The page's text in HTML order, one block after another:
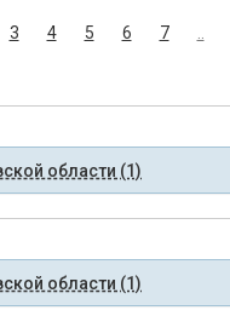
3 4 5 6 7
области (1)
области (1)